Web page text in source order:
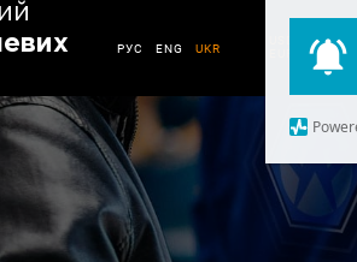
РУС ENG UKR
: 44.7626
: 51.6717